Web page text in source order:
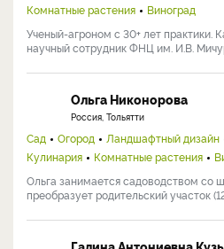
Комнатные растения
Виноград
Ученый-агроном с 30+ лет практики.
научный сотрудник ФНЦ им. И.В.
Ольга Никонорова
Россия, Тольятти
Сад Огород Ландшафтный дизайн
Кулинария
Комнатные растения
Ольга занимается садоводством со
преобразует родительский участок